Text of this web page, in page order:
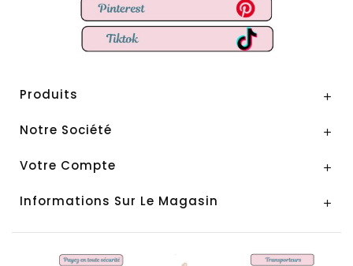
Produits 
Notre Société 
Votre Compte 
Informations Sur Le Magasin 